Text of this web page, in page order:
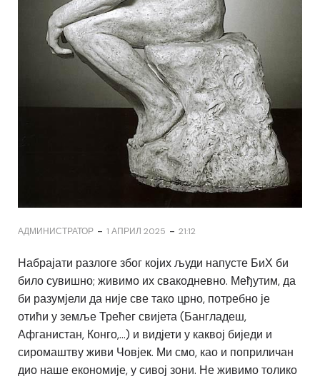
АДМИНИСТРАТОР - 1 АПРИЛ 2025 - 21:12
Набрајати разлоге због којих људи напусте БиХ би
било сувишно; живимо их свакодневно. Међутим, да
би разумјели да није све тако црно, потребно је
отићи у земље Трећег свијета (Бангладеш,
Афганистан, Конго,…) и видјети у каквој биједи и
сиромаштву живи Човјек. Ми смо, као и поприличан
дио наше економије, у сивој зони. Не живимо толико